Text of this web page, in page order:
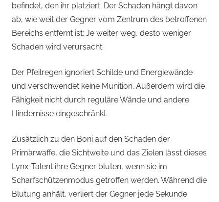
befindet, den ihr platziert. Der Schaden hängt davon
ab, wie weit der Gegner vom Zentrum des betroffenen
Bereichs entfernt ist: Je weiter weg, desto weniger
Schaden wird verursacht.
Der Pfeilregen ignoriert Schilde und Energiewände
und verschwendet keine Munition. Außerdem wird die
Fähigkeit nicht durch reguläre Wände und andere
Hindernisse eingeschränkt.
Zusätzlich zu den Boni auf den Schaden der
Primärwaffe, die Sichtweite und das Zielen lässt dieses
Lynx-Talent ihre Gegner bluten, wenn sie im
Scharfschützenmodus getroffen werden. Während die
Blutung anhält, verliert der Gegner jede Sekunde